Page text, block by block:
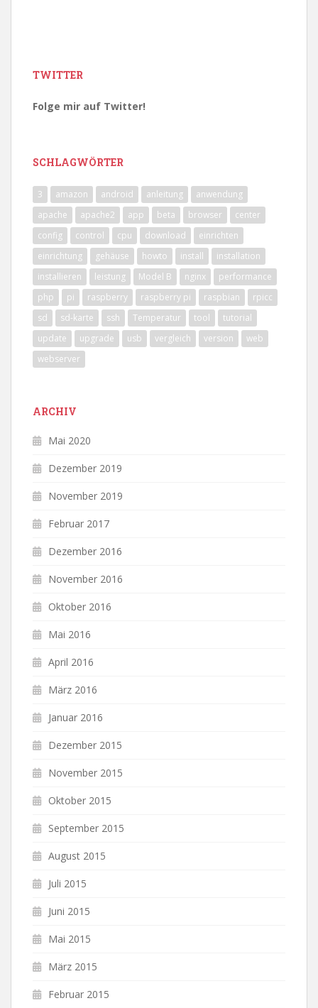
TWITTER
Folge mir auf Twitter!
SCHLAGWÖRTER
3 amazon android anleitung
anwendung
apache
apache2 app beta browser
center
config
control cpu download
einrichten
einrichtung
gehäuse howto install
installation
installieren
leistung Model B nginx
performance
php
pi raspberry raspberry pi raspbian
rpicc
sd
sd-karte ssh Temperatur tool
tutorial
update
upgrade usb vergleich version
web
webserver
ARCHIV
Mai 2020
Dezember 2019
November 2019
Februar 2017
Dezember 2016
November 2016
Oktober 2016
Mai 2016
April 2016
März 2016
Januar 2016
Dezember 2015
November 2015
Oktober 2015
September 2015
August 2015
Juli 2015
Juni 2015
Mai 2015
März 2015
Februar 2015